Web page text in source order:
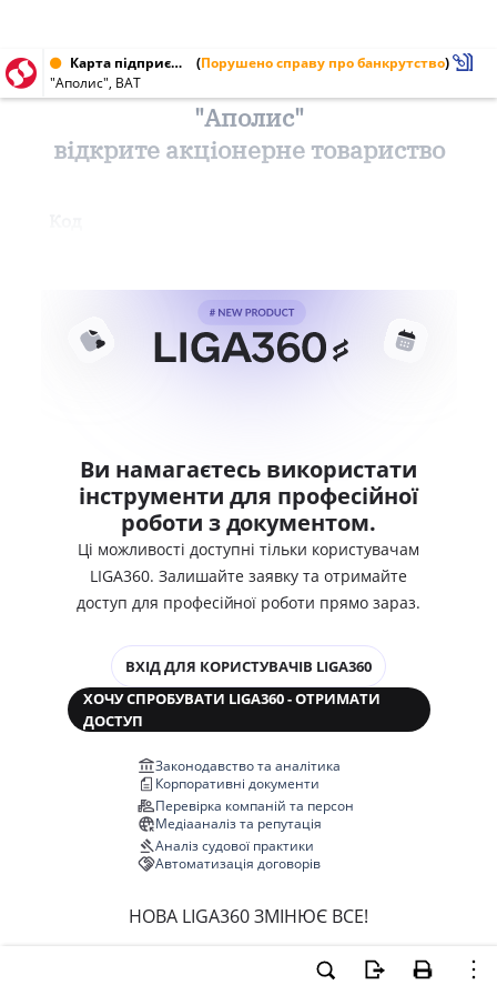
Карта підприємства від 17.04.1999 (Порушено справу про банкрутство)
"Аполис", ВАТ
"Аполис"
відкрите акціонерне товариство
Ви намагаєтесь використати
інструменти для професійної
роботи з документом.
Ці можливості доступні тільки користувачам
LIGA360. Залишайте заявку та отримайте
доступ для професійної роботи прямо зараз.
ВХІД ДЛЯ КОРИСТУВАЧІВ LIGA360
ХОЧУ СПРОБУВАТИ LIGA360 - ОТРИМАТИ
ДОСТУП
Законодавство та аналітика
Корпоративні документи
Перевірка компаній та персон
Медіааналіз та репутація
Аналіз судової практики
Автоматизація договорів
НОВА LIGA360 ЗМІНЮЄ ВСЕ!